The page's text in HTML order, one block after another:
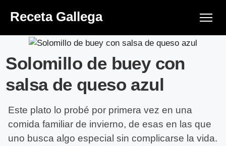
Receta Gallega
Solomillo de buey con
salsa de queso azul
Este plato lo probé por primera vez en una
comida familiar de invierno, de esas en las que
uno busca algo especial sin complicarse la vida.